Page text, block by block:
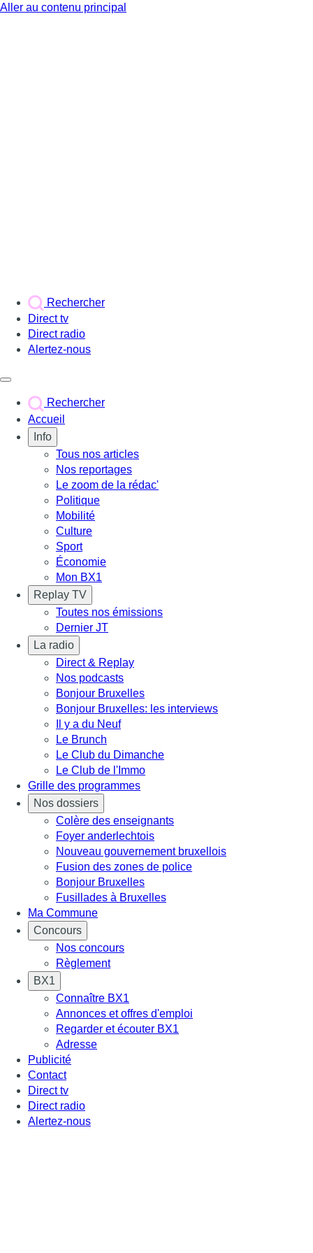
Aller au contenu principal
Rechercher
Direct tv
Direct radio
Alertez-nous
Rechercher
Accueil
Info
Tous nos articles
Nos reportages
Le zoom de la rédac'
Politique
Mobilité
Culture
Sport
Économie
Mon BX1
Replay TV
Toutes nos émissions
Dernier JT
La radio
Direct & Replay
Nos podcasts
Bonjour Bruxelles
Bonjour Bruxelles: les interviews
Il y a du Neuf
Le Brunch
Le Club du Dimanche
Le Club de l'Immo
Grille des programmes
Nos dossiers
Colère des enseignants
Foyer anderlechtois
Nouveau gouvernement bruxellois
Fusion des zones de police
Bonjour Bruxelles
Fusillades à Bruxelles
Ma Commune
Concours
Nos concours
Règlement
BX1
Connaître BX1
Annonces et offres d'emploi
Regarder et écouter BX1
Adresse
Publicité
Contact
Direct tv
Direct radio
Alertez-nous